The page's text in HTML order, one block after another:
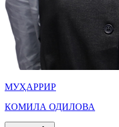
МУҲАРРИР
КОМИЛА ОДИЛОВА